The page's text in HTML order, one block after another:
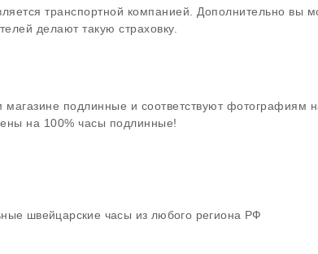
транспортной компанией. Дополнительно вы
делают такую страховку.
подлинные и соответствуют фотографиям
на 100% часы подлинные!
швейцарские часы из любого региона РФ